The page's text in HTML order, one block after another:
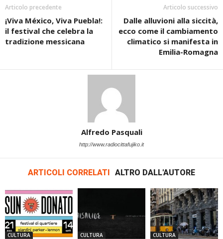
Articolo precedente
¡Viva México, Viva Puebla!:
il festival che celebra la
tradizione messicana
Articolo successivo
Dalle alluvioni alla siccità,
ecco come il cambiamento
climatico si manifesta in
Emilia-Romagna
Alfredo Pasquali
http://www.radiocittafujiko.it
ARTICOLI CORRELATI ALTRO DALL'AUTORE
CULTURA CULTURA CULTURA